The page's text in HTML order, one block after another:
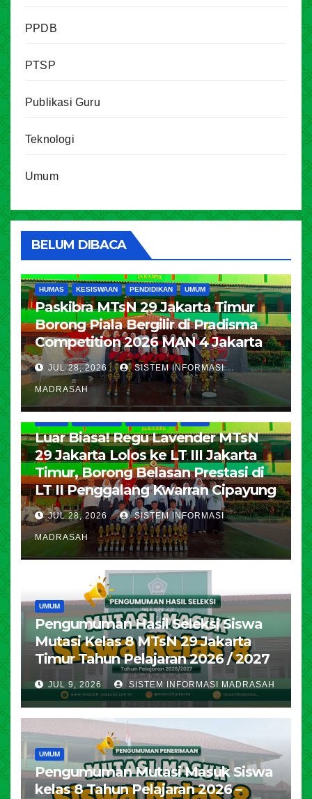
PPDB
PTSP
Publikasi Guru
Teknologi
Umum
BELUM DIBACA
HUMAS KESISWAAN PENDIDIKAN UMUM
Paskibra MTsN 29 Jakarta Timur
Borong Piala Bergilir di Pradisma
Competition 2026 MAN 4 Jakarta
JUL 28, 2026 SISTEM INFORMASI
MADRASAH
Luar Biasa! Regu Lavender MTsN
29 Jakarta Lolos ke LT III Jakarta
Timur, Borong Belasan Prestasi di
LT II Penggalang Kwarran Cipayung
JUL 28, 2026 SISTEM INFORMASI
MADRASAH
UMUM
Pengumuman Hasil Seleksi Siswa
Mutasi Kelas 8 MTsN 29 Jakarta
Timur Tahun Pelajaran 2026 / 2027
JUL 9, 2026 SISTEM INFORMASI MADRASAH
UMUM
Pengumuman Mutasi Masuk Siswa
kelas 8 Tahun Pelajaran 2026 –